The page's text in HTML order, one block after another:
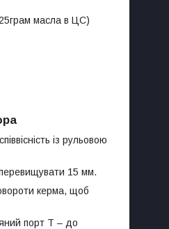
масла в ЦС)
із рульовою
15 мм.
керма, щоб
порт T – до